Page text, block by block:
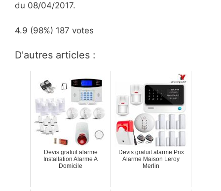
du 08/04/2017.
4.9 (98%) 187 votes
D'autres articles :
Devis gratuit alarme
Installation Alarme A
Domicile
Devis gratuit alarme Prix
Alarme Maison Leroy
Merlin